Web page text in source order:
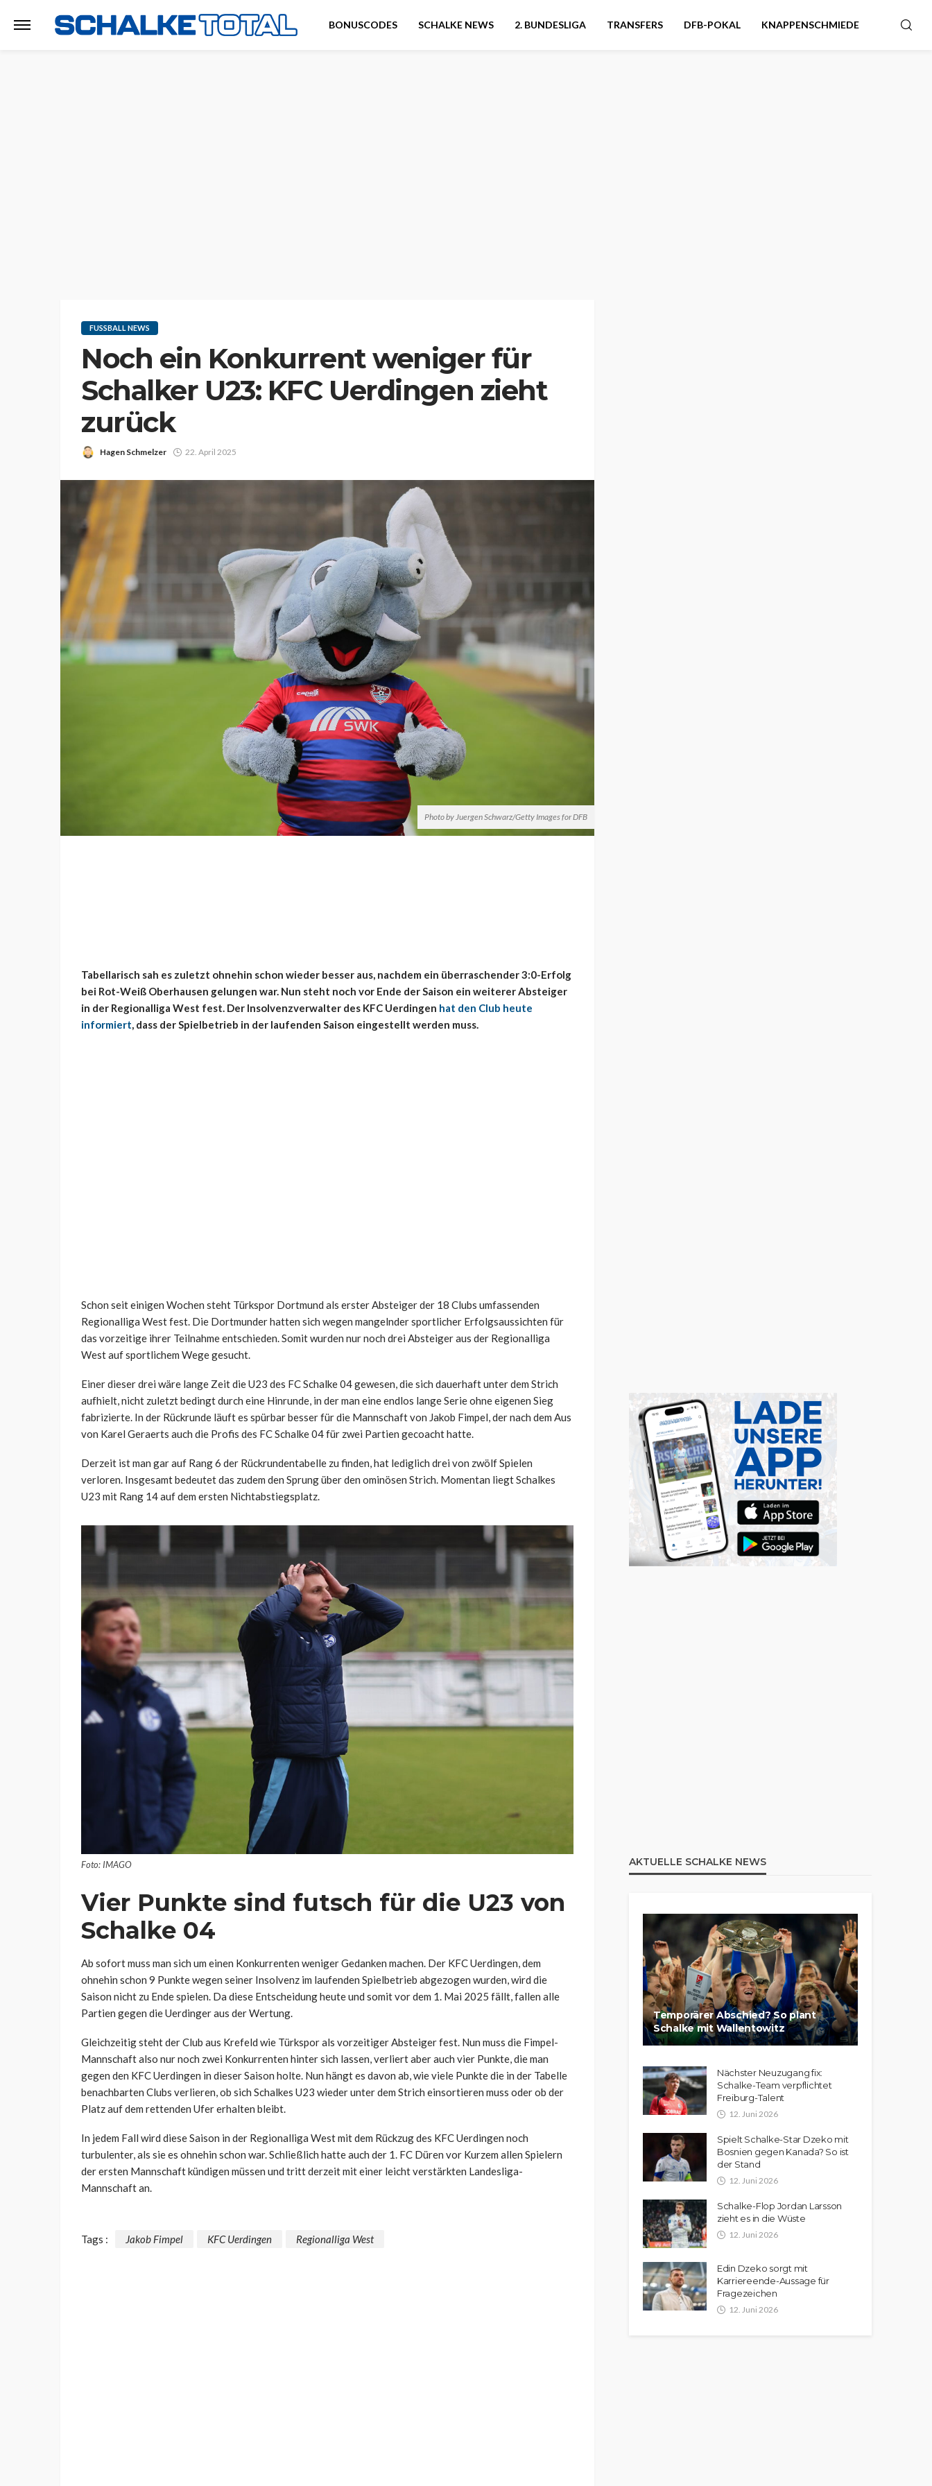
BONUSCODES SCHALKE NEWS 2. BUNDESLIGA TRANSFERS DFB-POKAL KNAPPENSCHMIEDE
FUSSBALL NEWS
Noch ein Konkurrent weniger für
Schalker U23: KFC Uerdingen zieht
zurück
Hagen Schmelzer 22. April 2025
Photo by Juergen Schwarz/Getty Images for DFB
Tabellarisch sah es zuletzt ohnehin schon wieder besser aus, nachdem ein überraschender 3:0-Erfolg
bei Rot-Weiß Oberhausen gelungen war. Nun steht noch vor Ende der Saison ein weiterer Absteiger
in der Regionalliga West fest. Der Insolvenzverwalter des KFC Uerdingen hat den Club heute
informiert, dass der Spielbetrieb in der laufenden Saison eingestellt werden muss.
Schon seit einigen Wochen steht Türkspor Dortmund als erster Absteiger der 18 Clubs umfassenden
Regionalliga West fest. Die Dortmunder hatten sich wegen mangelnder sportlicher Erfolgsaussichten für
das vorzeitige ihrer Teilnahme entschieden. Somit wurden nur noch drei Absteiger aus der Regionalliga
West auf sportlichem Wege gesucht.
Einer dieser drei wäre lange Zeit die U23 des FC Schalke 04 gewesen, die sich dauerhaft unter dem Strich
aufhielt, nicht zuletzt bedingt durch eine Hinrunde, in der man eine endlos lange Serie ohne eigenen Sieg
fabrizierte. In der Rückrunde läuft es spürbar besser für die Mannschaft von Jakob Fimpel, der nach dem Aus
von Karel Geraerts auch die Profis des FC Schalke 04 für zwei Partien gecoacht hatte.
Derzeit ist man gar auf Rang 6 der Rückrundentabelle zu finden, hat lediglich drei von zwölf Spielen
verloren. Insgesamt bedeutet das zudem den Sprung über den ominösen Strich. Momentan liegt Schalkes
U23 mit Rang 14 auf dem ersten Nichtabstiegsplatz.
Foto: IMAGO
Vier Punkte sind futsch für die U23 von
Schalke 04
Ab sofort muss man sich um einen Konkurrenten weniger Gedanken machen. Der KFC Uerdingen, dem
ohnehin schon 9 Punkte wegen seiner Insolvenz im laufenden Spielbetrieb abgezogen wurden, wird die
Saison nicht zu Ende spielen. Da diese Entscheidung heute und somit vor dem 1. Mai 2025 fällt, fallen alle
Partien gegen die Uerdinger aus der Wertung.
Gleichzeitig steht der Club aus Krefeld wie Türkspor als vorzeitiger Absteiger fest. Nun muss die Fimpel-
Mannschaft also nur noch zwei Konkurrenten hinter sich lassen, verliert aber auch vier Punkte, die man
gegen den KFC Uerdingen in dieser Saison holte. Nun hängt es davon ab, wie viele Punkte die in der Tabelle
benachbarten Clubs verlieren, ob sich Schalkes U23 wieder unter dem Strich einsortieren muss oder ob der
Platz auf dem rettenden Ufer erhalten bleibt.
In jedem Fall wird diese Saison in der Regionalliga West mit dem Rückzug des KFC Uerdingen noch
turbulenter, als sie es ohnehin schon war. Schließlich hatte auch der 1. FC Düren vor Kurzem allen Spielern
der ersten Mannschaft kündigen müssen und tritt derzeit mit einer leicht verstärkten Landesliga-
Mannschaft an.
Tags : Jakob Fimpel KFC Uerdingen Regionalliga West
AKTUELLE SCHALKE NEWS
Temporärer Abschied? So plant
Schalke mit Wallentowitz
Nächster Neuzugang fix:
Schalke-Team verpflichtet
Freiburg-Talent
12. Juni 2026
Spielt Schalke-Star Dzeko mit
Bosnien gegen Kanada? So ist
der Stand
12. Juni 2026
Schalke-Flop Jordan Larsson
zieht es in die Wüste
12. Juni 2026
Edin Dzeko sorgt mit
Karriereende-Aussage für
Fragezeichen
12. Juni 2026